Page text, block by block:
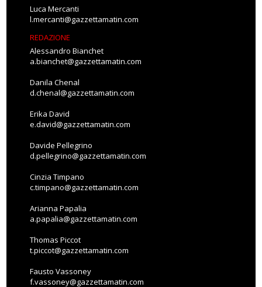
Luca Mercanti
l.mercanti@gazzettamatin.com
REDAZIONE
Alessandro Bianchet
a.bianchet@gazzettamatin.com
Danila Chenal
d.chenal@gazzettamatin.com
Erika David
e.david@gazzettamatin.com
Davide Pellegrino
d.pellegrino@gazzettamatin.com
Cinzia Timpano
c.timpano@gazzettamatin.com
Arianna Papalia
a.papalia@gazzettamatin.com
Thomas Piccot
t.piccot@gazzettamatin.com
Fausto Vassoney
f.vassoney@gazzettamatin.com